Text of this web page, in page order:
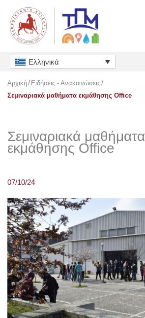
περιεχόμενο
Ελληνικά
Αρχική Ειδήσεις - Ανακοινώσεις
Σεμιναριακά μαθήματα εκμάθησης Office
Σεμιναριακά μαθήματα
εκμάθησης Office
07/10/24